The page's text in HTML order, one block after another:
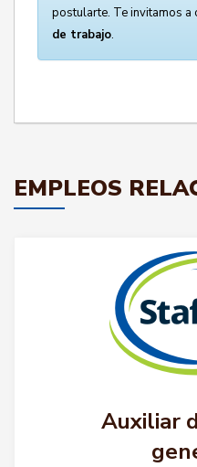
postularte. Te invitamos a
de trabajo.
EMPLEOS
Auxiliar